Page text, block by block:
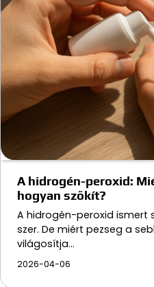
A hidrogén-peroxid:
hogyan szőkít?
A hidrogén-peroxid ismert
szer. De miért pezseg a
világosítja…
2026-04-06